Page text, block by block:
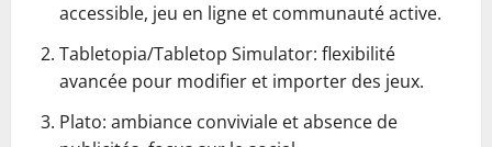
accessible, jeu en ligne et communauté active.
Tabletopia/Tabletop Simulator: flexibilité
avancée pour modifier et importer des jeux.
Plato: ambiance conviviale et absence de